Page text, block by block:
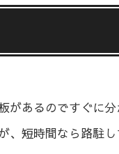
あるのですぐに分
短時間なら路駐し